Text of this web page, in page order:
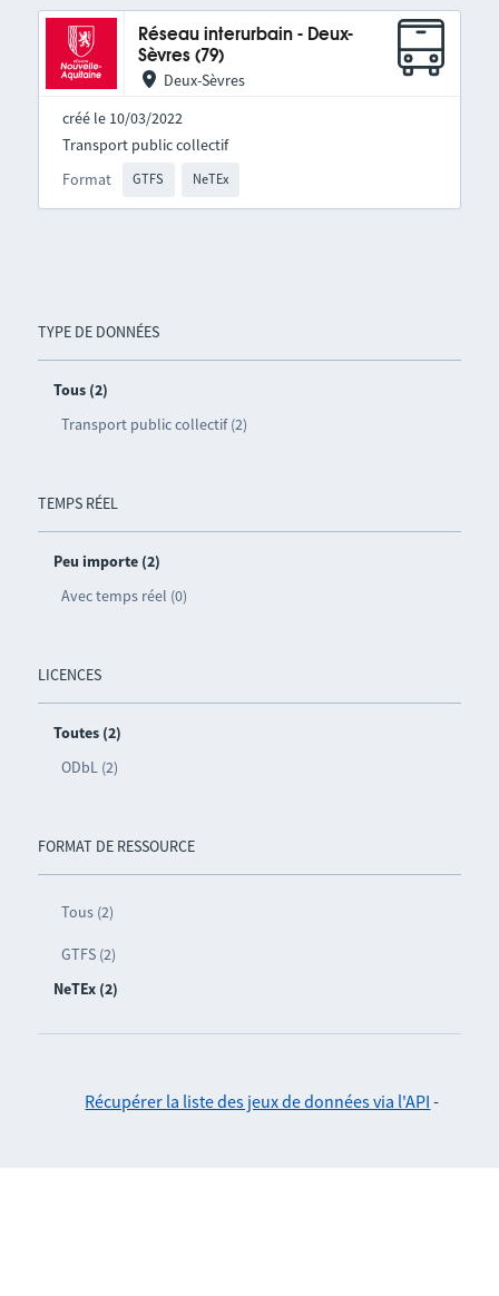
TYPE DE DONNÉES
Tous (2)
Transport public collectif (2)
TEMPS RÉEL
Peu importe (2)
Avec temps réel (0)
LICENCES
Toutes (2)
ODbL (2)
FORMAT DE RESSOURCE
Tous (2)
GTFS (2)
NeTEx (2)
Réseau interurbain - Deux-
Sèvres (79)
Deux-Sèvres
créé le 10/03/2022
Format GTFS NeTEx
Transport public collectif
Récupérer la liste des jeux de données via l'API -